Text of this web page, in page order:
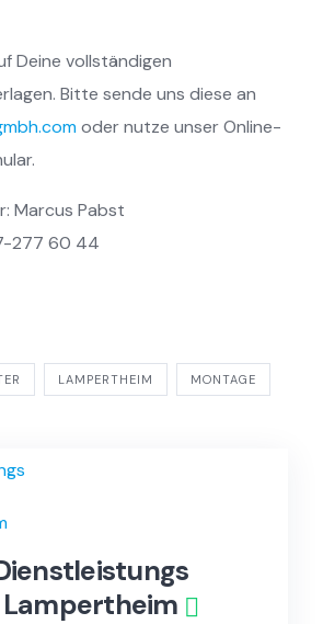
Deine vollständigen
Bitte sende uns diese an
oder nutze unser Online-
Marcus Pabst
277 60 44
LAMPERTHEIM MONTAGE
Lampertheim